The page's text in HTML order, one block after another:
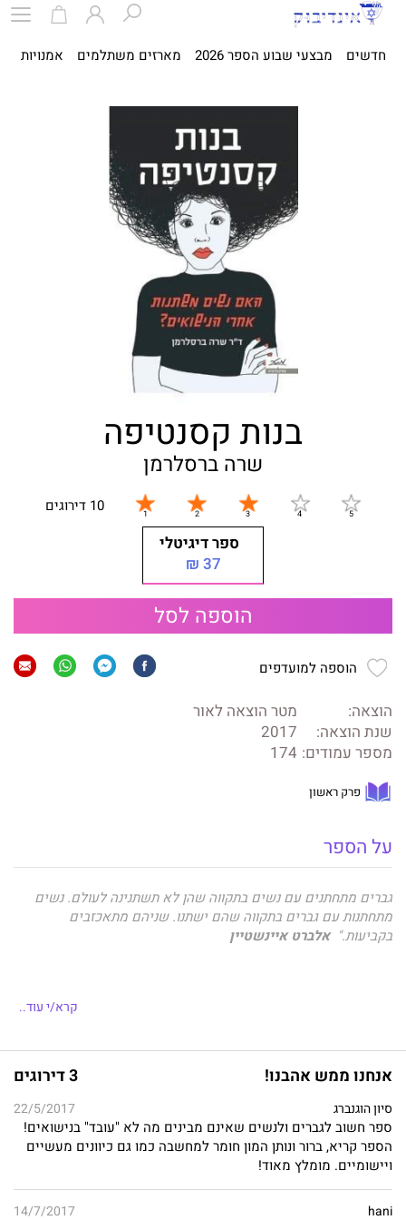
חדשים מבצעי שבוע הספר 2026 מארזים משתלמים אמנויות
בנות קסנטיפה
שרה ברסלרמן
10 דירוגים
ספר דיגיטלי
37 ₪
הוספה לסל
הוספה למועדפים
הוצאה:
מטר הוצאה לאור
שנת הוצאה:
2017
מספר עמודים: 174
פרק ראשון
על הספר
גברים מתחתנים עם נשים בתקווה שהן לא תשתנינה לעולם. נשים
מתחתנות עם גברים בתקווה שהם ישתנו.שניהם מתאכזבים
בקביעות." אלברט איינשטיין
האם נשים מִשתנות לרעה אחרי הנישואים? או שמא זהו "אופיין
האמיתי" המתגלה לאחר החתונה והולדת הילד הראשון? מדוע
לשתלטנות ואפילו לרודנות?
תורמים להם? ובעיקר – באיזה אופן ניתן להתגבר על התמורות בזוגיות
בעקבות הנישואים והמעבר להורות?
שמה של קְסנטיפָּה, רעייתו של הפילוסוף היווני סוקרטס, נהפך לשם
קרא/י עוד..
אנחנו ממש אהבנו! 3 דירוגים
סיון הוגנברג 22/5/2017
ספר חשוב לגברים ולנשים שאינם מבינים מה לא "עובד" בנישואים!
הספר קריא, ברור ונותן המון חומר למחשבה כמו גם כיוונים מעשיים
ויישומיים. מומלץ מאוד!
hani
14/7/2017